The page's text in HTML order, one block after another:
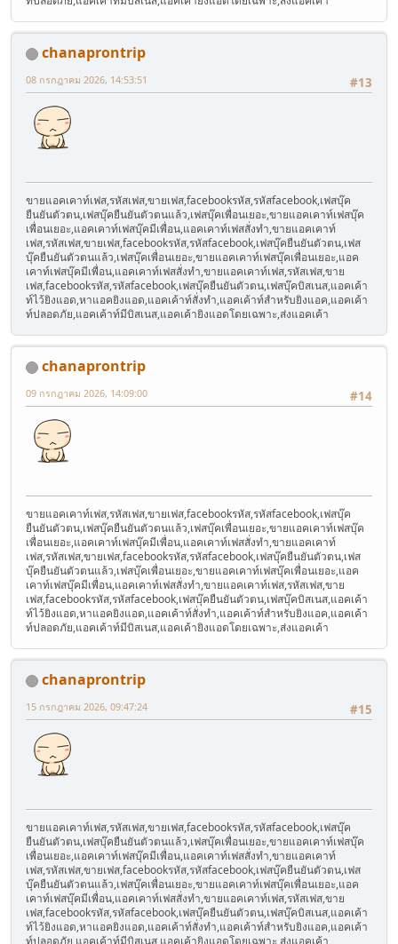
chanaprontrip
#13
08 กรกฎาคม 2026, 14:53:51
ขายแอคเคาท์เฟส,รหัสเฟส,ขายเฟส,facebookรหัส,รหัสfacebook,เฟสบุ๊ค
ยืนยันตัวตน,เฟสบุ๊คยืนยันตัวตนแล้ว,เฟสบุ๊คเพื่อนเยอะ,ขายแอคเคาท์เฟสบุ๊ค
เพื่อนเยอะ,แอคเคาท์เฟสบุ๊คมีเพื่อน,แอคเคาท์เฟสสั่งทำ,ขายแอคเคาท์
เฟส,รหัสเฟส,ขายเฟส,facebookรหัส,รหัสfacebook,เฟสบุ๊คยืนยันตัวตน,เฟส
บุ๊คยืนยันตัวตนแล้ว,เฟสบุ๊คเพื่อนเยอะ,ขายแอคเคาท์เฟสบุ๊คเพื่อนเยอะ,แอค
เคาท์เฟสบุ๊คมีเพื่อน,แอคเคาท์เฟสสั่งทำ,ขายแอคเคาท์เฟส,รหัสเฟส,ขาย
เฟส,facebookรหัส,รหัสfacebook,เฟสบุ๊คยืนยันตัวตน,เฟสบุ๊คบิสเนส,แอคเค้า
ท์ไว้ยิงแอด,หาแอคยิงแอด,แอคเค้าท์สั่งทำ,แอคเค้าท์สำหรับยิงแอค,แอคเค้า
ท์ปลอดภัย,แอคเค้าท์มีบิสเนส,แอคเค้ายิงแอดโดยเฉพาะ,ส่งแอคเค้า
chanaprontrip
#14
09 กรกฎาคม 2026, 14:09:00
ขายแอคเคาท์เฟส,รหัสเฟส,ขายเฟส,facebookรหัส,รหัสfacebook,เฟสบุ๊ค
ยืนยันตัวตน,เฟสบุ๊คยืนยันตัวตนแล้ว,เฟสบุ๊คเพื่อนเยอะ,ขายแอคเคาท์เฟสบุ๊ค
เพื่อนเยอะ,แอคเคาท์เฟสบุ๊คมีเพื่อน,แอคเคาท์เฟสสั่งทำ,ขายแอคเคาท์
เฟส,รหัสเฟส,ขายเฟส,facebookรหัส,รหัสfacebook,เฟสบุ๊คยืนยันตัวตน,เฟส
บุ๊คยืนยันตัวตนแล้ว,เฟสบุ๊คเพื่อนเยอะ,ขายแอคเคาท์เฟสบุ๊คเพื่อนเยอะ,แอค
เคาท์เฟสบุ๊คมีเพื่อน,แอคเคาท์เฟสสั่งทำ,ขายแอคเคาท์เฟส,รหัสเฟส,ขาย
เฟส,facebookรหัส,รหัสfacebook,เฟสบุ๊คยืนยันตัวตน,เฟสบุ๊คบิสเนส,แอคเค้า
ท์ไว้ยิงแอด,หาแอคยิงแอด,แอคเค้าท์สั่งทำ,แอคเค้าท์สำหรับยิงแอค,แอคเค้า
ท์ปลอดภัย,แอคเค้าท์มีบิสเนส,แอคเค้ายิงแอดโดยเฉพาะ,ส่งแอคเค้า
chanaprontrip
#15
15 กรกฎาคม 2026, 09:47:24
ขายแอคเคาท์เฟส,รหัสเฟส,ขายเฟส,facebookรหัส,รหัสfacebook,เฟสบุ๊ค
ยืนยันตัวตน,เฟสบุ๊คยืนยันตัวตนแล้ว,เฟสบุ๊คเพื่อนเยอะ,ขายแอคเคาท์เฟสบุ๊ค
เพื่อนเยอะ,แอคเคาท์เฟสบุ๊คมีเพื่อน,แอคเคาท์เฟสสั่งทำ,ขายแอคเคาท์
เฟส,รหัสเฟส,ขายเฟส,facebookรหัส,รหัสfacebook,เฟสบุ๊คยืนยันตัวตน,เฟส
บุ๊คยืนยันตัวตนแล้ว,เฟสบุ๊คเพื่อนเยอะ,ขายแอคเคาท์เฟสบุ๊คเพื่อนเยอะ,แอค
เคาท์เฟสบุ๊คมีเพื่อน,แอคเคาท์เฟสสั่งทำ,ขายแอคเคาท์เฟส,รหัสเฟส,ขาย
เฟส,facebookรหัส,รหัสfacebook,เฟสบุ๊คยืนยันตัวตน,เฟสบุ๊คบิสเนส,แอคเค้า
ท์ไว้ยิงแอด,หาแอคยิงแอด,แอคเค้าท์สั่งทำ,แอคเค้าท์สำหรับยิงแอค,แอคเค้า